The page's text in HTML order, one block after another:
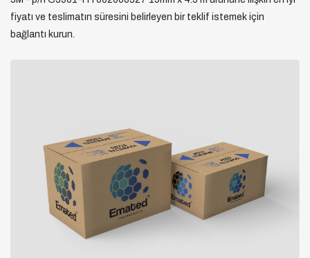
fiyatı ve teslimatın süresini belirleyen bir teklif istemek için
bağlantı kurun.